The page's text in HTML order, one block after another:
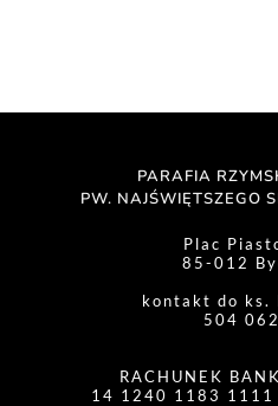
PARAFIA
PW. NAJŚWIĘTSZEGO
Plac
85-012
kontakt do ks.
504
RACHUNEK
14 1240 1183